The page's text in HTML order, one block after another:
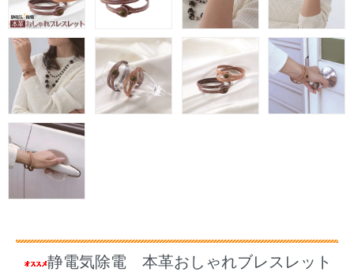
静電気除電 本革おしゃれブレスレット